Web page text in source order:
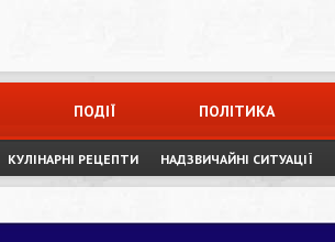
ПОДІЇ ПОЛІТИКА
КУЛІНАРНІ РЕЦЕПТИ НАДЗВИЧАЙНІ СИТУАЦІЇ